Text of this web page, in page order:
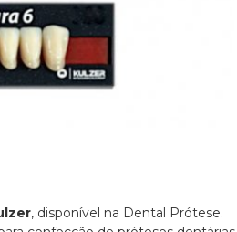
, disponível na Dental Prótese.